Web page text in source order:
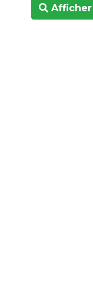
Afficher